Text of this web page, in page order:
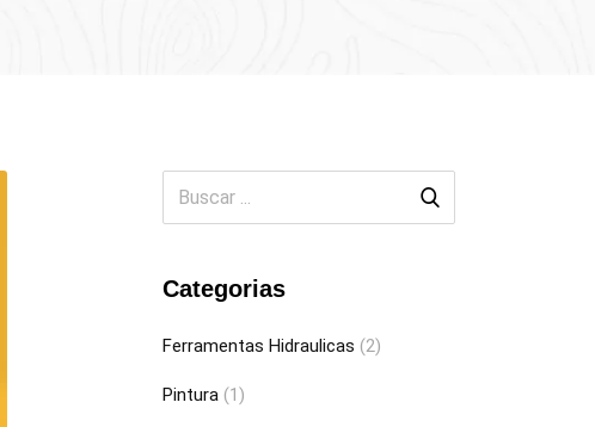
Categorias
Ferramentas Hidraulicas (2)
Pintura (1)